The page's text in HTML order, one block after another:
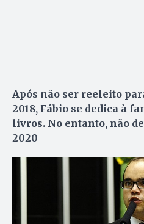
Após não ser reeleito
2018, Fábio se dedica à
livros. No entanto, não
2020